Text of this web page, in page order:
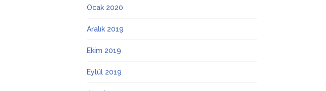
Ocak 2020
Aralık 2019
Ekim 2019
Eylül 2019